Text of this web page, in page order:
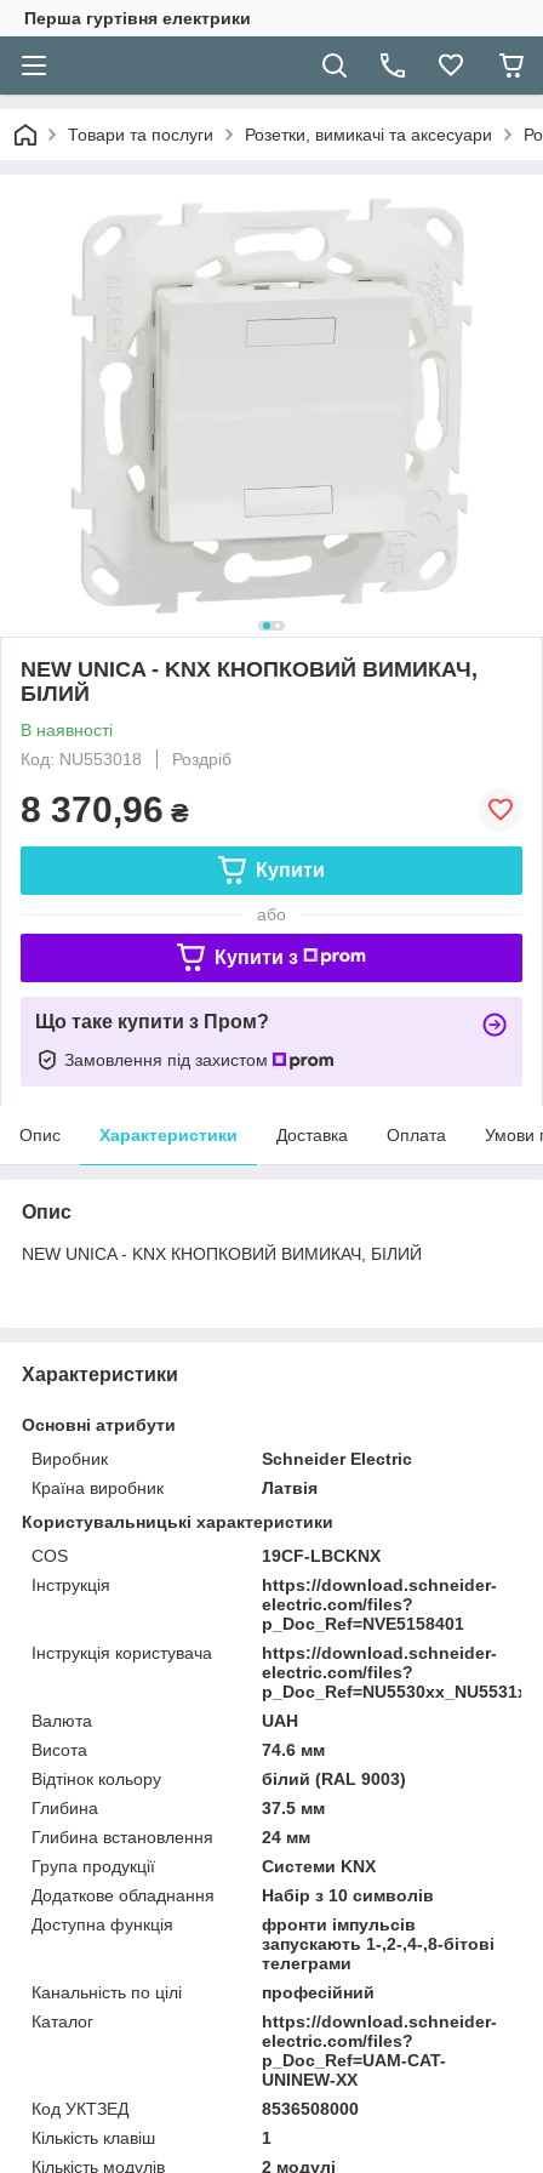
Перша гуртівня електрики
Товари та послуги Розетки, вимикачі та аксесуари
NEW UNICA - KNX КНОПКОВИЙ ВИМИКАЧ,
БІЛИЙ
В наявності
Код: NU553018
Роздріб
8 370,96 ₴
Купити
або
Купити з
Що таке купити з Пром?
Замовлення під захистом
Опис Характеристики Доставка Оплата Умови
Опис
NEW UNICA - KNX КНОПКОВИЙ ВИМИКАЧ, БІЛИЙ
Характеристики
Основні атрибути
Виробник
Schneider Electric
Країна виробник
Латвія
Користувальницькі характеристики
COS
19CF-LBCKNX
Інструкція
https://download.schneider-
electric.com/files?
p_Doc_Ref=NVE5158401
Інструкція користувача
https://download.schneider-
electric.com/files?
Валюта
UAH
Висота
74.6 мм
Відтінок кольору
білий (RAL 9003)
Глибина
37.5 мм
Глибина встановлення
24 мм
Група продукції
Системи KNX
Додаткове обладнання
Набір з 10 символів
Доступна функція
фронти імпульсів
запускають 1-,2-,4-,8-бітові
телеграми
Канальність по цілі
професійний
Каталог
https://download.schneider-
electric.com/files?
p_Doc_Ref=UAM-CAT-
UNINEW-XX
Код УКТЗЕД
8536508000
Кількість клавіш
1
Кількість модулів
2 модулі